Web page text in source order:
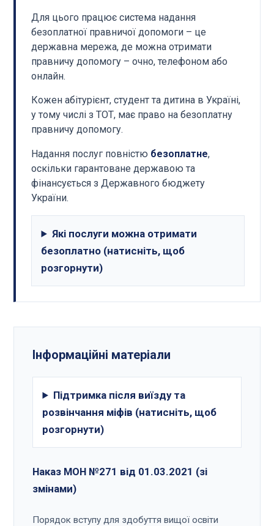
Для цього працює система надання
безоплатної правничої допомоги – це
державна мережа, де можна отримати
правничу допомогу – очно, телефоном або
онлайн.
Кожен абітурієнт, студент та дитина в Україні,
у тому числі з ТОТ, має право на безоплатну
правничу допомогу.
Надання послуг повністю безоплатне,
оскільки гарантоване державою та
фінансується з Державного бюджету
України.
Які послуги можна отримати
безоплатно (натисніть, щоб
розгорнути)
Інформаційні матеріали
Підтримка після виїзду та
розвінчання міфів (натисніть, щоб
розгорнути)
Наказ МОН №271 від 01.03.2021 (зі
змінами)
Порядок вступу для здобуття вищої освіти